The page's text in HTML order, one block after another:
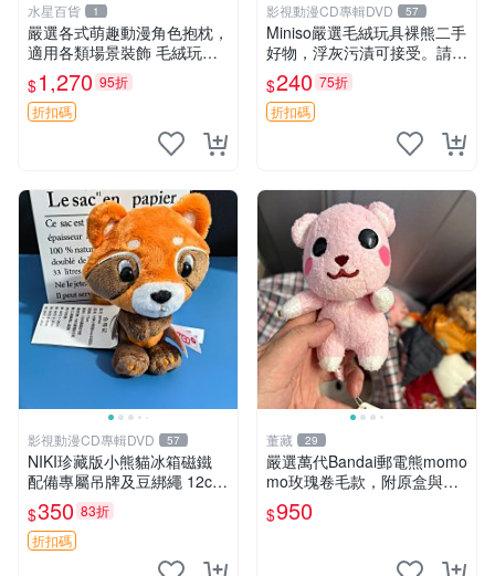
水星百貨 1
嚴選各式萌趣動漫角色抱枕，
適用各類場景裝飾 毛絨玩
具、卡通抱枕、趣味玩偶
$1,270 95折
折扣碼
影視動漫CD專輯DVD 57
Miniso嚴選毛絨玩具裸熊二手
好物，浮灰污漬可接受。請詳
閱照片再下單，售出不退不
換。全新品相收藏推薦。 裸
熊 毛絨玩具 收藏
$240 75折
折扣碼
影視動漫CD專輯DVD 57
NIKI珍藏版小熊貓冰箱磁鐵
配備專屬吊牌及豆綁繩 12cm
廢品嚴選 好評推薦 小熊貓冰
箱貼 磁鐵掛件 冰箱飾品
$350 83折
折扣碼
董藏 29
嚴選萬代Bandai郵電熊momo
mo玫瑰卷毛款，附原盒與吊
牌，粉嫩可愛入手即柔軟～
玫瑰卷毛 郵電熊 正品
$950